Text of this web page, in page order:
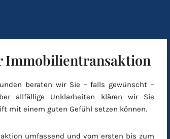
Immobilientransaktion
beraten wir Sie – falls gewünscht –
allfällige Unklarheiten klären wir Sie
mit einem guten Gefühl setzen können.
umfassend und vom ersten bis zum